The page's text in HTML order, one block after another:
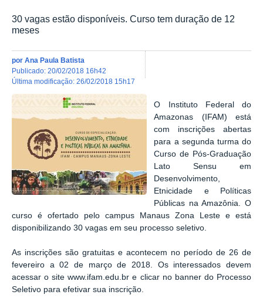
30 vagas estão disponíveis. Curso tem duração de 12
meses
por Ana Paula Batista
publicado: 20/02/2018 16h42
última modificação: 26/02/2018 15h17
O Instituto Federal do
Amazonas (IFAM) está
com inscrições abertas
para a segunda turma do
Curso de Pós-Graduação
Lato Sensu em
Desenvolvimento,
Etnicidade e Políticas
Públicas na Amazônia. O
curso é ofertado pelo campus Manaus Zona Leste e está
disponibilizando 30 vagas em seu processo seletivo.
As inscrições são gratuitas e acontecem no período de 26 de
fevereiro a 02 de março de 2018. Os interessados devem
acessar o site www.ifam.edu.br e clicar no banner do Processo
Seletivo para efetivar sua inscrição.